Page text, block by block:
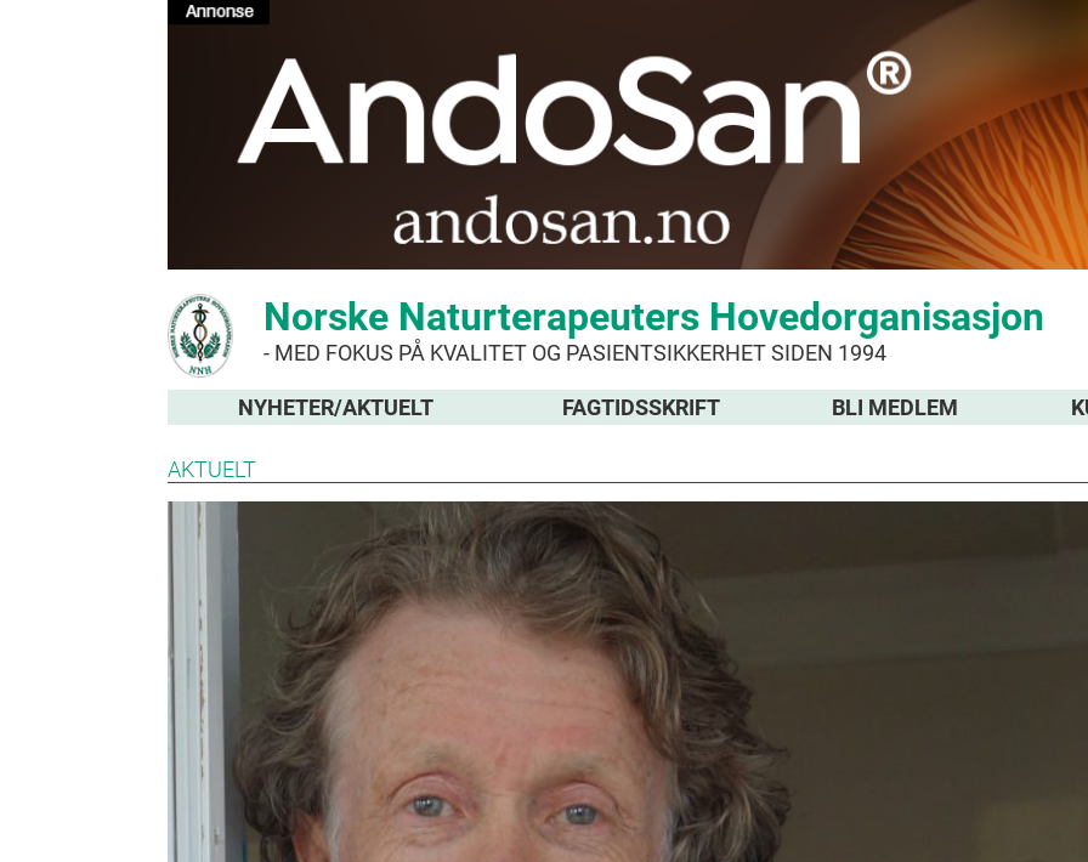
Norske Naturterapeuters Hovedorganisasjon
- MED FOKUS PÅ KVALITET OG PASIENTSIKKERHET SIDEN 1994
NYHETER/AKTUELT FAGTIDSSKRIFT BLI MEDLEM
AKTUELT